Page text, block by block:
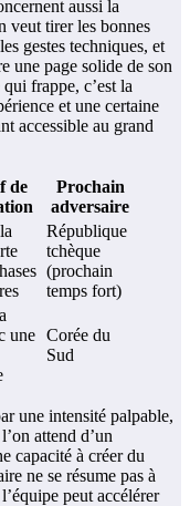
aussi la
veut tirer les bonnes
gestes techniques, et
une page solide de son
frappe, c’est la
et une certaine
accessible au grand
de
Prochain
adversaire
République
tchèque
(prochain
temps fort)
une Corée du
Sud
une intensité palpable,
attend d’un
capacité à créer du
ne se résume pas à
peut accélérer